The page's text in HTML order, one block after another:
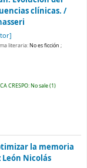
clínicas. /
literaria:No es ficción ;
CRESPO: No sale(1)
la memoria
Nicolás